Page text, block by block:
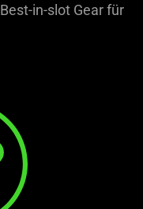
in-slot Gear für